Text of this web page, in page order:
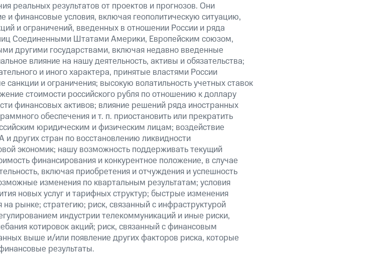
реальных результатов от проектов и прогнозов. Они
и финансовые условия, включая геополитическую ситуацию,
и ограничений, введенных в отношении России и ряда
Соединенными Штатами Америки, Европейским союзом,
другими государствами, включая недавно введенные
влияние на нашу деятельность, активы и обязательства;
и иного характера, принятые властями России
санкции и ограничения; высокую волатильность учетных ставок
стоимости российского рубля по отношению к доллару
финансовых активов; влияние решений ряда иностранных
обеспечения и т. п. приостановить или прекратить
юридическим и физическим лицам; воздействие
других стран по восстановлению ликвидности
экономик; нашу возможность поддерживать текущий
финансирования и конкурентное положение, в случае
включая приобретения и отчуждения и успешность
изменения по квартальным результатам; условия
новых услуг и тарифных структур; быстрые изменения
рынке; стратегию; риск, связанный с инфраструктурой
индустрии телекоммуникаций и иные риски,
котировок акций; риск, связанный с финансовым
выше и/или появление других факторов риска, которые
результаты.